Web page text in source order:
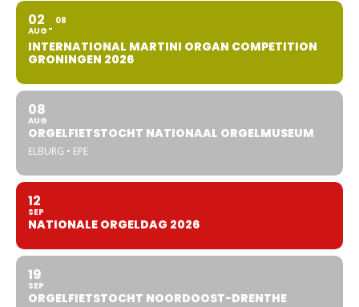
02
AUG
08
INTERNATIONAL MARTINI ORGAN COMPETITION
GRONINGEN 2026
08
AUG
ORGELFIETSTOCHT NATIONAAL ORGELMUSEUM
ELBURG • EPE
12
SEP
NATIONALE ORGELDAG 2026
19
SEP
ORGELFIETSTOCHT NOORDOOST-DRENTHE